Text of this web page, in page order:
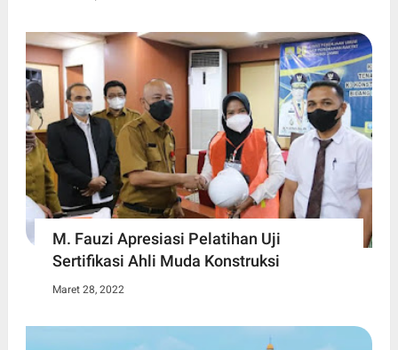
M. Fauzi Apresiasi Pelatihan Uji
Sertifikasi Ahli Muda Konstruksi
Maret 28, 2022